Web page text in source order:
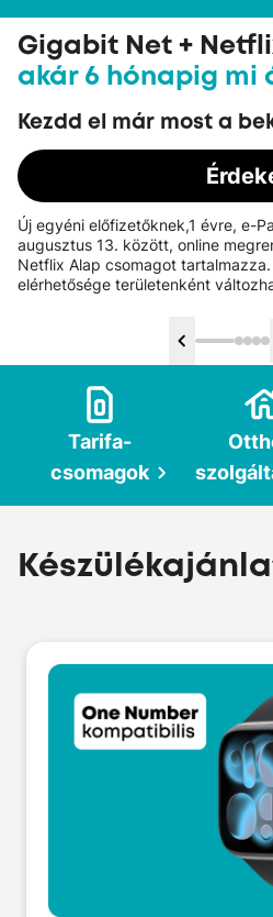
Gigabit Net +
akár 6 hónapig mi
Kezdd el már most a
Új egyéni előfizetőknek,1 évre, e-
augusztus 13. között, online
Netflix Alap csomagot
elérhetősége területenként
Tarifa­
csomagok